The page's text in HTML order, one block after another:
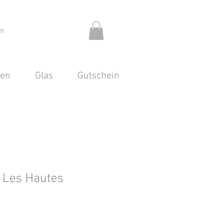
Glas Gutschein
Hautes